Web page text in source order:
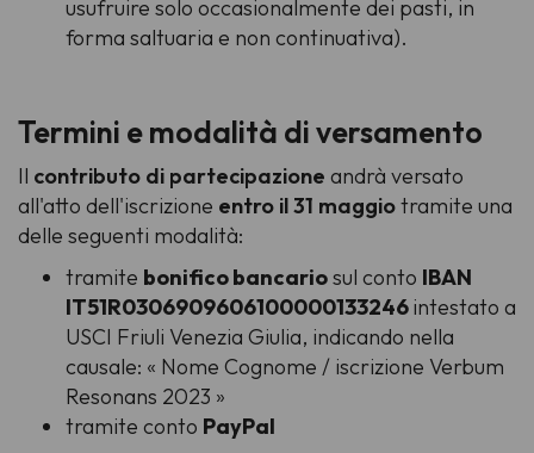
usufruire solo occasionalmente dei pasti, in
forma saltuaria e non continuativa).
Termini e modalità di versamento
Il contributo di partecipazione andrà versato
all'atto dell'iscrizione entro il 31 maggiotramite una
delle seguenti modalità:
tramite bonifico bancariosul conto IBAN
IT51R0306909606100000133246intestato a
USCI Friuli Venezia Giulia, indicando nella
causale: « Nome Cognome / iscrizione Verbum
Resonans 2023 »
tramite conto PayPal